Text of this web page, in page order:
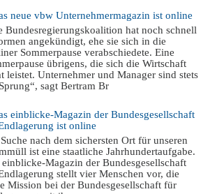
neue vbw Unternehmermagazin ist online
Bundesregierungskoalition hat noch schnell
angekündigt, ehe sie sich in die
Sommerpause verabschiedete. Eine
übrigens, die sich die Wirtschaft
leistet. Unternehmer und Manager sind stets
sagt Bertram Br
einblicke-Magazin der Bundesgesellschaft
ist online
nach dem sichersten Ort für unseren
ist eine staatliche Jahrhundertaufgabe.
einblicke-Magazin der Bundesgesellschaft
stellt vier Menschen vor, die
Mission bei der Bundesgesellschaft für